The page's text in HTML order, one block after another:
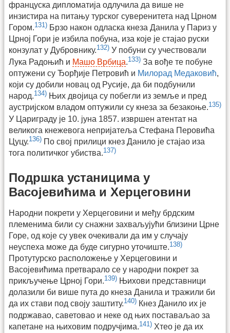
француска дипломатија одлучила да више не
инзистира на питању турског суверенитета над Црном
Гором.131) Брзо након одласка кнеза Данила у Париз у
Црној Гори је избила побуна, иза које је стајао руски
конзулат у Дубровнику.132) У побуни су учествовали
Лука Радоњић и Машо Врбица.133) За вође те побуне
оптужени су Ђорђије Петровић и Милорад Медаковић,
који су добили новац од Русије, да би подбунили
народ.134) Њих двојица су побегли из земље и пред
аустријском владом оптужили су кнеза за безакоње.135)
У Цариграду је 10. јуна 1857. извршен атентат на
великога кнежевога непријатеља Стефана Перовића
Цуцу.136) По свој прилици кнез Данило је стајао иза
тога политичког убиства.137)
Подршка устаницима у
Васојевићима и Херцеговини
Народни покрети у Херцеговини и међу брдским
племенима били су снажни захваљујући близини Црне
Горе, од које су увек очекивали да им у случају
неуспеха може да буде сигурно уточиште.138)
Протутурско расположење у Херцеговини и
Васојевићима претварало се у народни покрет за
прикључење Црној Гори.139) Њихови представници
долазили би више пута до кнеза Данила и тражили би
да их стави под своју заштиту.140) Кнез Данило их је
подржавао, саветовао и неке од њих поставаљао за
капетане на њиховим подручјима.141) Хтео је да их